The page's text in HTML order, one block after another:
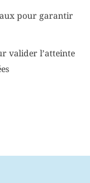
pour garantir
valider l’atteinte